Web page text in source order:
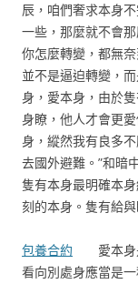
辰，咱們奢求本身
一些，那麼就不會
你怎麼轉變，都無
並不是逼迫轉變，
身，愛本身，由於
身瞭，他人才會更
身，縱然我有良多
去國外避難。”和暗
隻有本身最明確本
刻的本身。隻有給
包養合約 愛本身
看向別處身應當是